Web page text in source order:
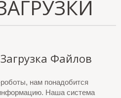
Файлов
нам понадобится
Наша система